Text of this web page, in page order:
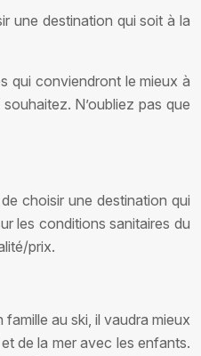
une destination qui soit à la
qui conviendront le mieux à
N’oubliez pas que
choisir une destination qui
les conditions sanitaires du
prix.
au ski, il vaudra mieux
de la mer avec les enfants.